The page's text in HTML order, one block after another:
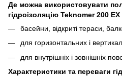
Де можна використовувати
гідроізоляцію Teknomer 200 EX
басейни, відкриті тераси,
для горизонтальних і
для внутрішніх і зовнішніх
Характеристики та переваги